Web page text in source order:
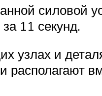
силовой
11 секунд.
узлах и
располагают